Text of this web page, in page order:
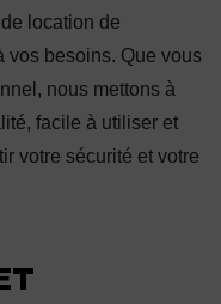
location de
vos besoins. Que vous
nous mettons à
facile à utiliser et
votre sécurité et votre